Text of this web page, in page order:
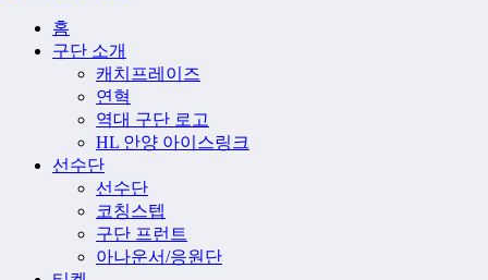
홈
구단 소개
캐치프레이즈
연혁
역대 구단 로고
HL 안양 아이스링크
선수단
선수단
코칭스텝
구단 프런트
아나운서/응원단